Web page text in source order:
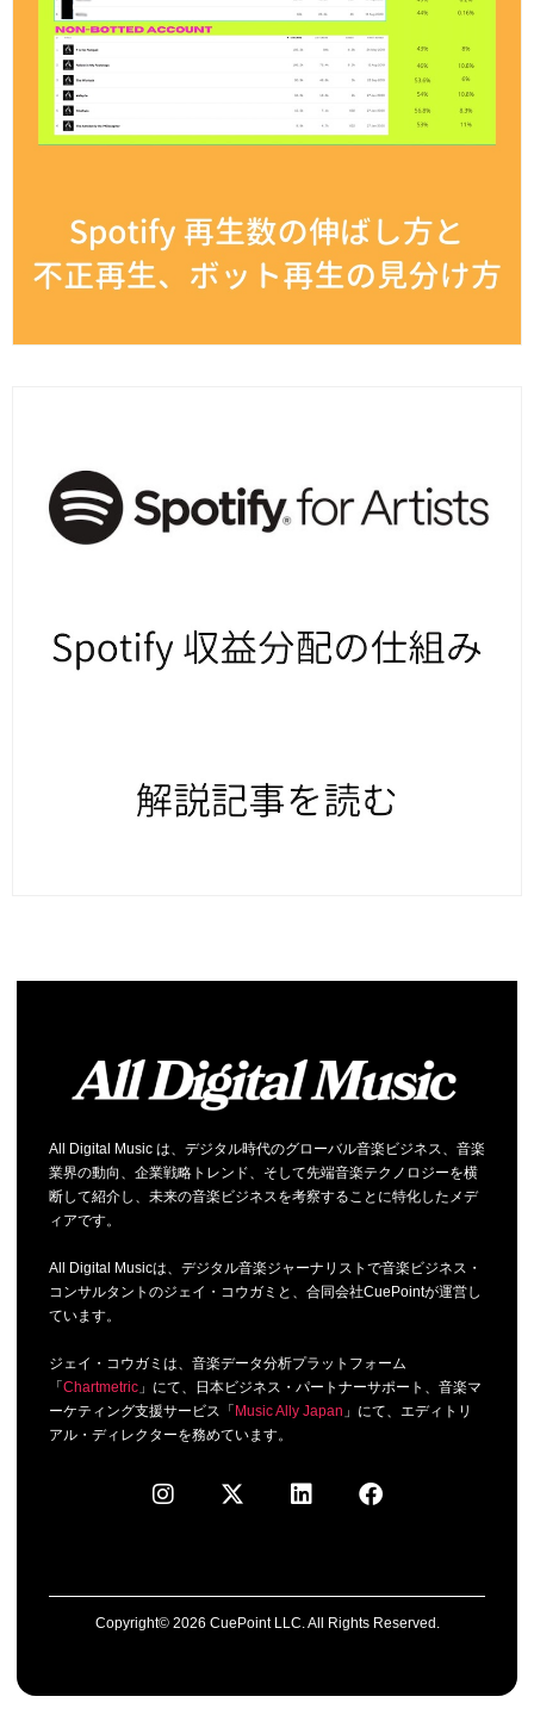
All Digital Music は、デジタル時代のグローバル音楽ビジネス、音楽
業界の動向、企業戦略トレンド、そして先端音楽テクノロジーを横
断して紹介し、未来の音楽ビジネスを考察することに特化したメデ
ィアです。
All Digital Musicは、デジタル音楽ジャーナリストで音楽ビジネス・
コンサルタントのジェイ・コウガミと、合同会社CuePointが運営し
ています。
ジェイ・コウガミは、音楽データ分析プラットフォーム
「 Chartmetric」にて、日本ビジネス・パートナーサポート、音楽マ
ーケティング支援サービス「 Music Ally Japan 」にて、エディトリ
アル・ディレクターを務めています。
Copyright© 2026 CuePoint LLC. All Rights Reserved.